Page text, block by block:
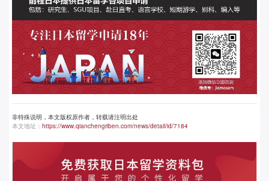
非特殊说明，本文版权原作者，转载请注明出处
本文地址： https://www.qianchengriben.com/news/detail/id/7184